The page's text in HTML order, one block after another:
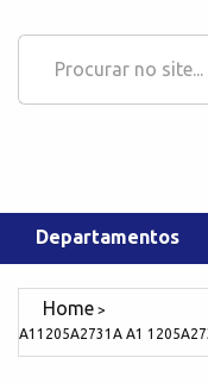
Departamentos
A11205A2731A A1